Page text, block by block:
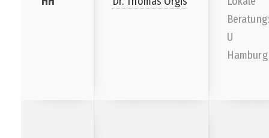
Beratung:
U
Hamburg